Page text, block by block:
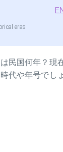
eras
民国何年？現在
代や年号でし